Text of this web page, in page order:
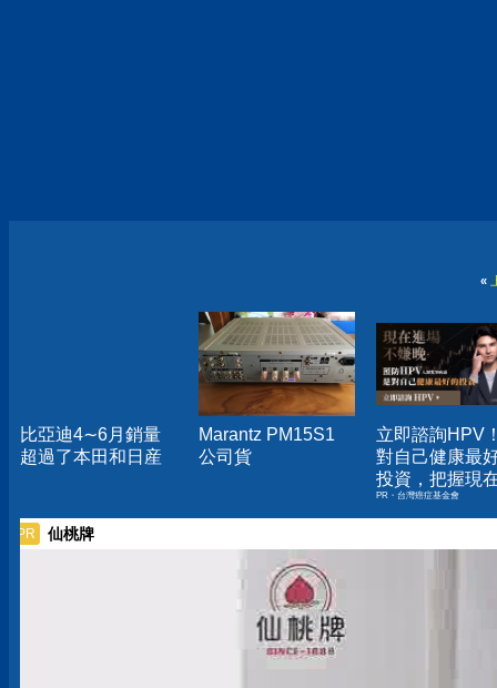
«
比亞迪4∼6月銷量
超過了本田和日産
Marantz PM15S1
公司貨
立即諮詢HPV
對自己健康最
投資，把握現
嫌晚！
PR・台灣癌症基金會
PR 仙桃牌